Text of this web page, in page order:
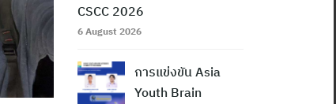
CSCC 2026
6 August 2026
การแข่งขัน Asia
Youth Brain